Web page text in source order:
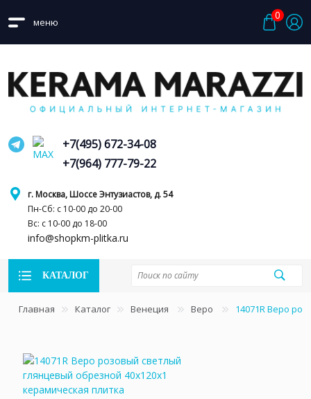
меню
0
г. Москва, Шоссе Энтузиастов, д. 54
Пн-Сб: с 10-00 до 20-00
Вс: с 10-00 до 18-00
info@shopkm-plitka.ru
+7(495) 672-34-08
+7(964) 777-79-22
КАТАЛОГ
Главная Каталог Венеция Веро 14071R Веро